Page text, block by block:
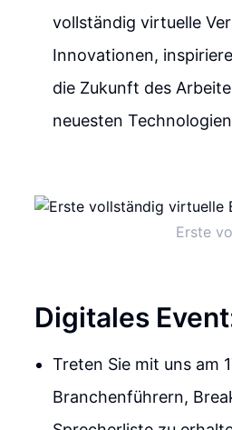
vollständig virtuelle
Innovationen,
die Zukunft des
neuesten
Erste
Digitales
Treten Sie mit uns am
Branchenführern,